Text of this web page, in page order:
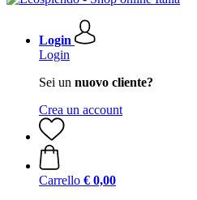
Login
Login
Sei un nuovo cliente?
Crea un account
Carrello € 0,00